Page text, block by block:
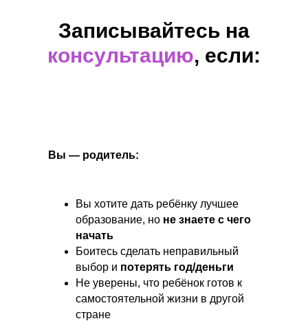
Записывайтесь на
консультацию, если:
Вы — родитель:
Вы хотите дать ребёнку лучшее
образование, но не знаете с чего
начать
Боитесь сделать неправильный
выбор и потерять год/деньги
Не уверены, что ребёнок готов к
самостоятельной жизни в другой
стране